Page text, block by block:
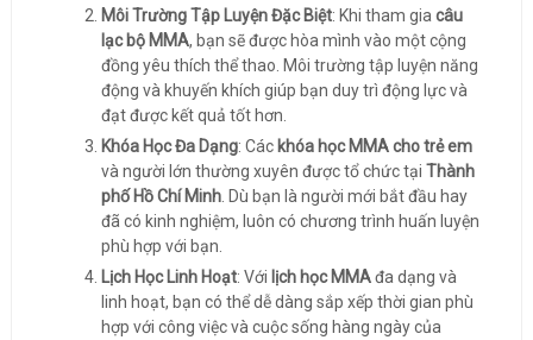
Môi Trường Tập Luyện Đặc Biệt: Khi tham gia câu
lạc bộ MMA, bạn sẽ được hòa mình vào một cộng
đồng yêu thích thể thao. Môi trường tập luyện năng
động và khuyến khích giúp bạn duy trì động lực và
đạt được kết quả tốt hơn.
Khóa Học Đa Dạng: Các khóa học MMA cho trẻ em
và người lớn thường xuyên được tổ chức tại Thành
phố Hồ Chí Minh. Dù bạn là người mới bắt đầu hay
đã có kinh nghiệm, luôn có chương trình huấn luyện
phù hợp với bạn.
Lịch Học Linh Hoạt: Với lịch học MMAđa dạng và
linh hoạt, bạn có thể dễ dàng sắp xếp thời gian phù
hợp với công việc và cuộc sống hàng ngày của